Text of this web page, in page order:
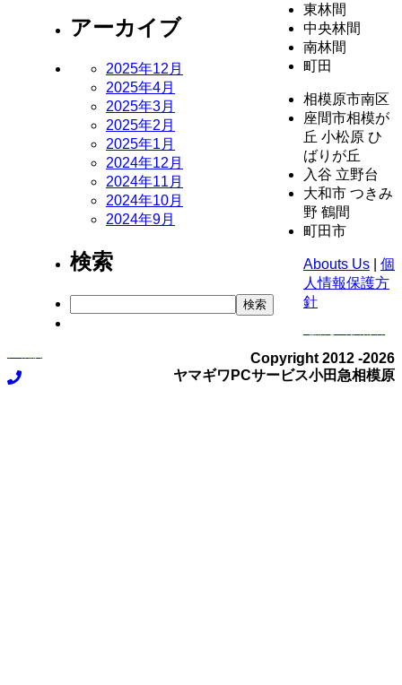
アーカイブ
2025年12月
2025年4月
2025年3月
2025年2月
2025年1月
2024年12月
2024年11月
2024年10月
2024年9月
検索
検索
東林間
中央林間
南林間
町田
相模原市南区
座間市相模が
丘 小松原 ひ
ばりが丘
入谷 立野台
大和市 つきみ
野 鶴間
町田市
Abouts Us
個
人情報保護方
針
Copyright 2012 -2026
ヤマギワPCサービス小田急相模原